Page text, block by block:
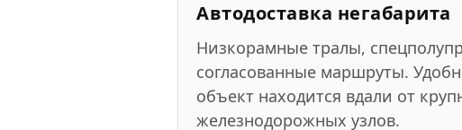
Автодоставка негабарита
Низкорамные тралы,
согласованные маршруты.
объект находится вдали от
железнодорожных узлов.